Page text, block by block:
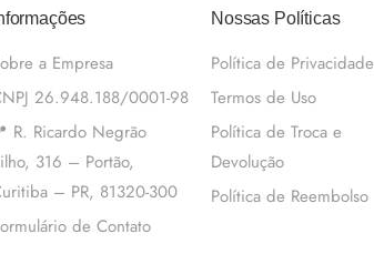
a Empresa
26.948.188/0001-98
R. Ricardo Negrão
316 – Portão,
– PR, 81320-300
de Contato
Nossas Políticas
Política de Privacidade
Termos de Uso
Política de Troca e
Devolução
Política de Reembolso